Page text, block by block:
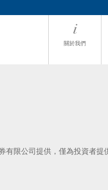
關於我們
有限公司提供，僅為投資者